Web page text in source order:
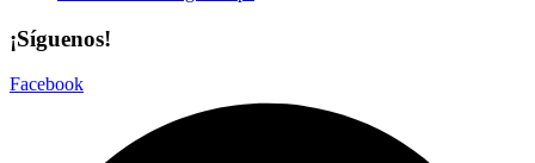
¡Síguenos!
Facebook